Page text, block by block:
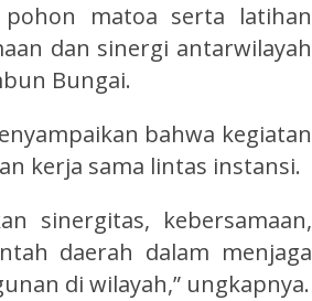
matoa serta latihan
dan sinergi antarwilayah
Bungai.
bahwa kegiatan
kerja sama lintas instansi.
sinergitas, kebersamaan,
daerah dalam menjaga
di wilayah,” ungkapnya.